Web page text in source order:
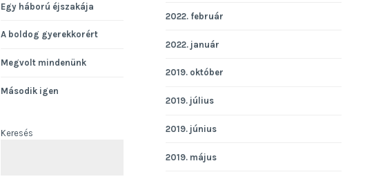
Egy háború éjszakája
A boldog gyerekkorért
Megvolt mindenünk
Második igen
Keresés
KERESÉS
2022. február
2022. január
2019. október
2019. július
2019. június
2019. május